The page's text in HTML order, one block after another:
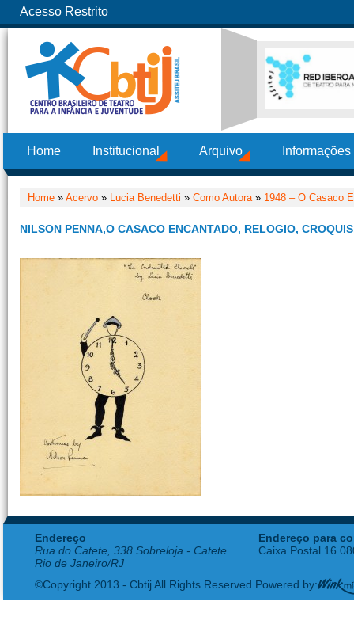
Acesso Restrito
Home Institucional Arquivo
Home » Acervo » Lucia Benedetti » Como Autora» 1948 – O Casaco
NILSON PENNA,O CASACO ENCANTADO, RELOGIO,
Endereço
Rua do Catete, 338 Sobreloja - Catete
Rio de Janeiro/RJ
Endereço para
Caixa Postal
©Copyright 2013 - Cbtij All Rights Reserved Powered by: